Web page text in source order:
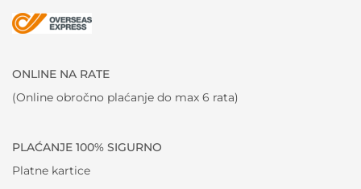
ONLINE NA RATE
(Online obročno plaćanje do max 6 rata)
PLAĆANJE 100% SIGURNO
Platne kartice